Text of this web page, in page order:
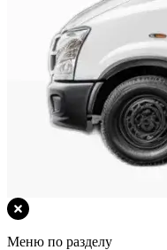
Меню по разделу